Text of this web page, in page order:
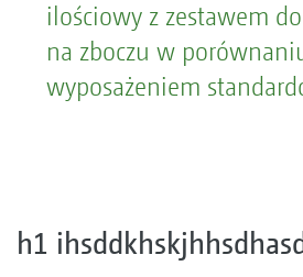
ilościowy z zestawem
na zboczu w
wyposażeniem
h1